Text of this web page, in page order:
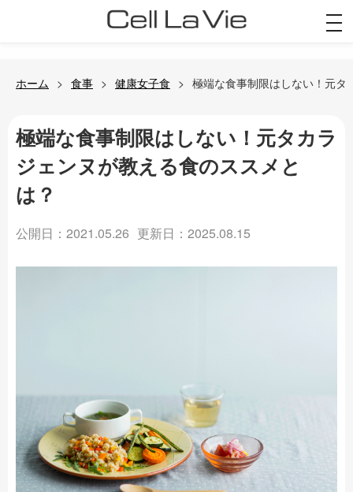
ホーム 食事 健康女子食 極端な食事制限はしない！元タ
極端な食事制限はしない！元タカラ
ジェンヌが教える食のススメと
は？
公開日：2021.05.26 更新日：2025.08.15